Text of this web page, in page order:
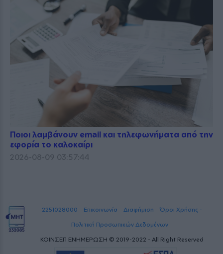
Ποιοι λαμβάνουν email και τηλεφωνήματα από την
εφορία το καλοκαίρι
2026-08-09 03:57:44
2251028000 Επικοινωνία Διαφήμιση
Όροι Χρήσης -
Πολιτική Προσωπικών Δεδομένων
ΚΟΙΝΣΕΠ ΕΝΗΜΕΡΩΣΗ © 2019-2022 - All Right Reserved